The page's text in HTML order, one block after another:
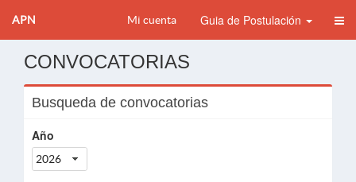
APN Mi cuenta Guia de Postulación
CONVOCATORIAS
Busqueda de convocatorias
Año
2026